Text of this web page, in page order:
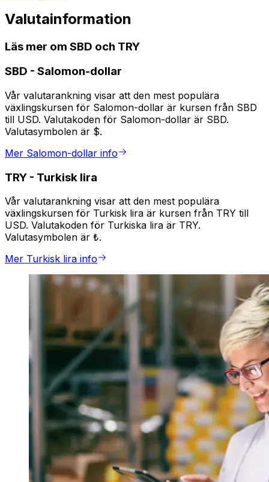
Valutainformation
Läs mer om SBD och TRY
SBD - Salomon-dollar
Vår valutarankning visar att den mest populära
växlingskursen för Salomon-dollar är kursen från SBD
till USD. Valutakoden för Salomon-dollar är SBD.
Valutasymbolen är $.
Mer Salomon-dollar info
TRY - Turkisk lira
Vår valutarankning visar att den mest populära
växlingskursen för Turkisk lira är kursen från TRY till
USD. Valutakoden för Turkiska lira är TRY.
Valutasymbolen är ₺.
Mer Turkisk lira info